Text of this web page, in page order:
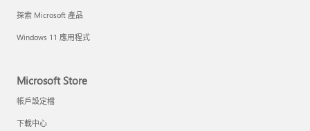
探索 Microsoft 產品
Windows 11 應用程式
Microsoft Store
帳戶設定檔
下載中心